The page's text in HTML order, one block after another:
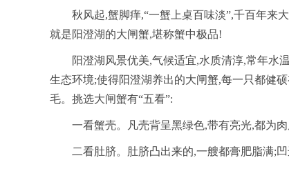
秋风起,蟹脚痒,“一蟹上桌百味淡”,千百年来
就是阳澄湖的大闸蟹,堪称蟹中极品!
阳澄湖风景优美,气候适宜,水质清淳,常年水
生态环境;使得阳澄湖养出的大闸蟹,每一只都健
毛。挑选大闸蟹有“五看”:
一看蟹壳。凡壳背呈黑绿色,带有亮光,都为
二看肚脐。肚脐凸出来的,一艘都膏肥脂满;凹